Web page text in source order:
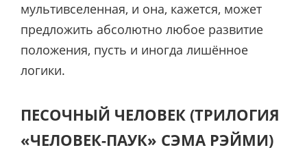
мультивселенная, и она, кажется, может
предложить абсолютно любое развитие
положения, пусть и иногда лишённое
логики.
ПЕСОЧНЫЙ ЧЕЛОВЕК (ТРИЛОГИЯ
«ЧЕЛОВЕК-ПАУК» СЭМА РЭЙМИ)